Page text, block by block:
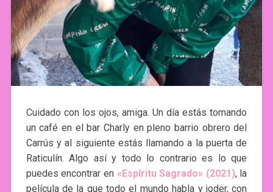
Cuidado con los ojos, amiga. Un día estás tomando
un café en el bar Charly en pleno barrio obrero del
Carrús y al siguiente estás llamando a la puerta de
Raticulín. Algo así y todo lo contrario es lo que
puedes encontrar en «Espíritu Sagrado» (2021), la
película de la que todo el mundo habla y joder, con